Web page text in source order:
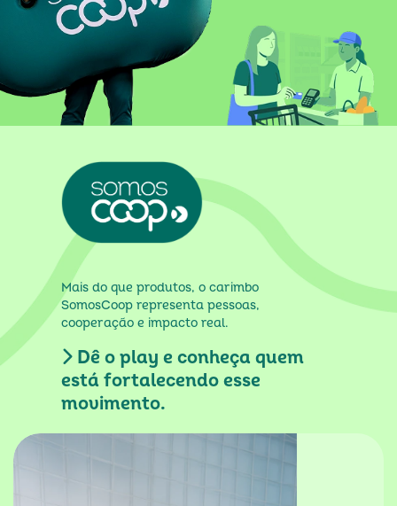
Mais do que produtos, o carimbo
SomosCoop representa pessoas,
cooperação e impacto real.
Dê o play e conheça quem
está fortalecendo esse
movimento.